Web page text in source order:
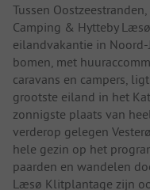
Tussen
Camping & Hytteby
eilandvakantie in
bomen, met
caravans en campers,
grootste eiland in het
zonnigste plaats van
verderop gelegen
hele gezin op het
paarden en wandelen
Læsø Klitplantage zijn